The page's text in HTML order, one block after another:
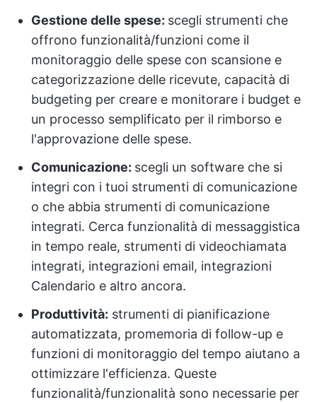
Gestione delle spese: scegli strumenti che
offrono funzionalità/funzioni come il
monitoraggio delle spese con scansione e
categorizzazione delle ricevute, capacità di
budgeting per creare e monitorare i budget e
un processo semplificato per il rimborso e
l'approvazione delle spese.
Comunicazione: scegli un software che si
integri con i tuoi strumenti di comunicazione
o che abbia strumenti di comunicazione
integrati. Cerca funzionalità di messaggistica
in tempo reale, strumenti di videochiamata
integrati, integrazioni email, integrazioni
Calendario e altro ancora.
Produttività: strumenti di pianificazione
automatizzata, promemoria di follow-up e
funzioni di monitoraggio del tempo aiutano a
ottimizzare l'efficienza. Queste
funzionalità/funzionalità sono necessarie per